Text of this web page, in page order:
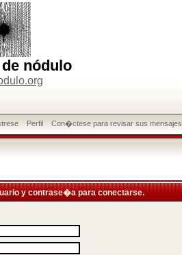
nódulo
Perfil Con�ctese para revisar sus mensajes
y contrase�a para conectarse.